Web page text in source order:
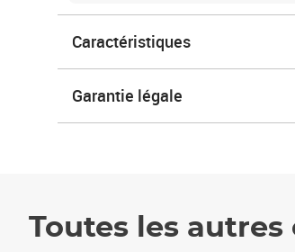
Caractéristiques
Garantie légale
Toutes les autres